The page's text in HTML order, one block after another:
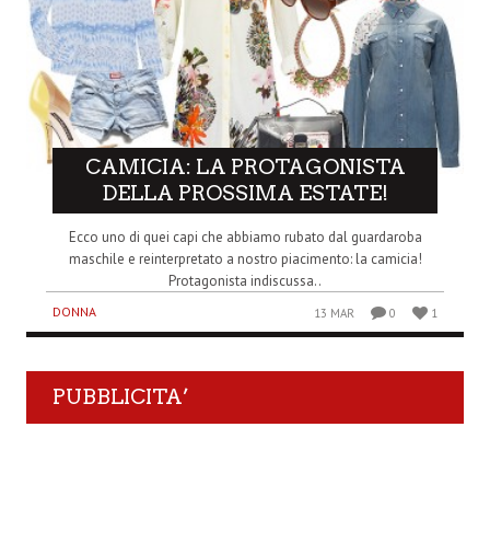
CAMICIA: LA PROTAGONISTA
DELLA PROSSIMA ESTATE!
Ecco uno di quei capi che abbiamo rubato dal guardaroba
maschile e reinterpretato a nostro piacimento: la camicia!
Protagonista indiscussa..
DONNA 13 MAR 0 1
PUBBLICITA’